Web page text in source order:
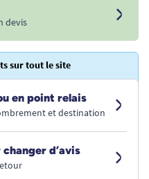
devis
sur tout le site
en point relais
et destination
d’avis